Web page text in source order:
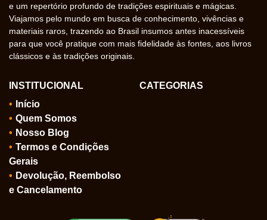
e um repertório profundo de tradições espirituais e mágicas.
Viajamos pelo mundo em busca de conhecimento, vivências e
materiais raros, trazendo ao Brasil insumos antes inacessíveis
para que você pratique com mais fidelidade às fontes, aos livros
clássicos e às tradições originais.
INSTITUCIONAL
Início
Quem Somos
Nosso Blog
Termos e Condições
Gerais
Devolução, Reembolso
e Cancelamento
CATEGORIAS